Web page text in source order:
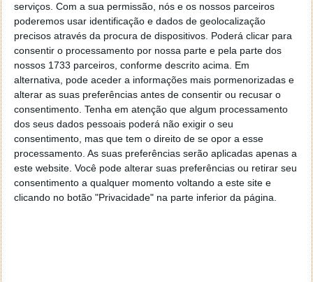
serviços. Com a sua permissão, nós e os nossos parceiros
poderemos usar identificação e dados de geolocalização
precisos através da procura de dispositivos. Poderá clicar para
consentir o processamento por nossa parte e pela parte dos
nossos 1733 parceiros, conforme descrito acima. Em
alternativa, pode aceder a informações mais pormenorizadas e
alterar as suas preferências antes de consentir ou recusar o
consentimento. Tenha em atenção que algum processamento
dos seus dados pessoais poderá não exigir o seu
consentimento, mas que tem o direito de se opor a esse
processamento. As suas preferências serão aplicadas apenas a
este website. Você pode alterar suas preferências ou retirar seu
consentimento a qualquer momento voltando a este site e
clicando no botão "Privacidade" na parte inferior da página.
Previsivelmente, os primeiros voos ao abrigo deste
acordo terão lugar em setembro, com a cosmonauta
Anna Kikina a ser a primeira a voar na Crew Dragon.
Além dela, voarão até ao espaço Nicole Mann e Josh
Cassada da NASA e Koichi Wakata do Japão. Fazendo
jus ao acordo, o astronauta da NASA Frank Rubio irá
para a ISS a bordo da Soyuz.
Leia também: